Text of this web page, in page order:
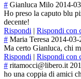
# Gianluca Milo 2014-
Ho preso la caputo blu
decente!
Rispondi | Rispondi con
# Maria Teresa 2014-
Ma certo Gianluca, chi
Rispondi | Rispondi con
# ritamocci@libero.it
ho una coppia di amici